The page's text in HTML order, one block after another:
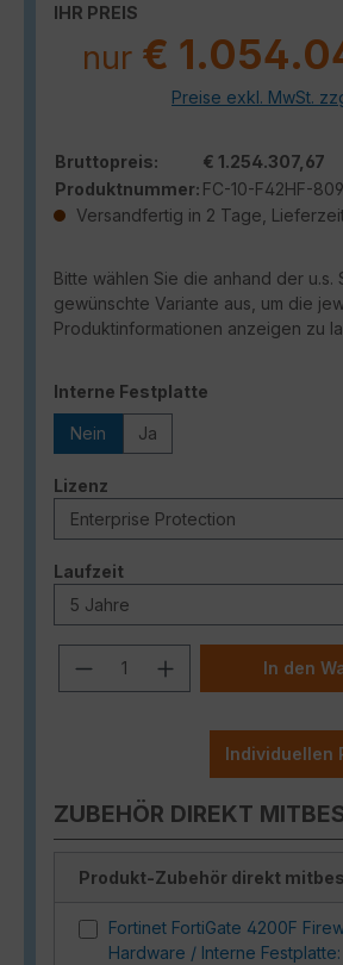
IHR PREIS
nur €
Preise exkl. MwSt.
Bruttopreis:
€ 1.254.307,67
Produktnummer: FC-10-F42HF-
Versandfertig in 2 Tage,
Bitte wählen Sie die anhand der u.s.
gewünschte Variante aus, um die
Produktinformationen anzeigen zu
Interne Festplatte
Nein Ja
Lizenz
Laufzeitauswählen
Produkt Anzahl: Gib
In den
Individuellen
ZUBEHÖR DIREKT
Produkt-Zubehör direkt
Fortinet FortiGate 4200F
Hardware / Interne